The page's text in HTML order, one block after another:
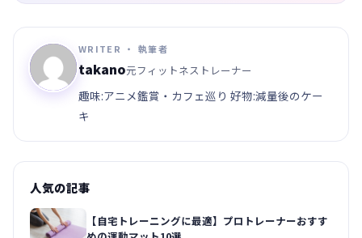
WRITER ・ 執筆者
takano元フィットネストレーナー
趣味:アニメ鑑賞・カフェ巡り 好物:減量後のケー
キ
人気の記事
【自宅トレーニングに最適】プロトレーナーおすす